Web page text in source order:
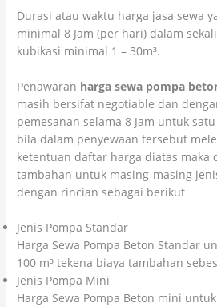
Durasi atau waktu harga jasa sewa
minimal 8 Jam (per hari) dalam
kubikasi minimal 1 – 30m³.
Penawaran harga sewa pompa
masih bersifat negotiable dan
pemesanan selama 8 Jam untuk
bila dalam penyewaan tersebut
ketentuan daftar harga diatas maka
tambahan untuk masing-masing
dengan rincian sebagai berikut
Jenis Pompa Standar
Harga Sewa Pompa Beton Standar
100 m³ tekena biaya tambahan
Jenis Pompa Mini
Harga Sewa Pompa Beton mini